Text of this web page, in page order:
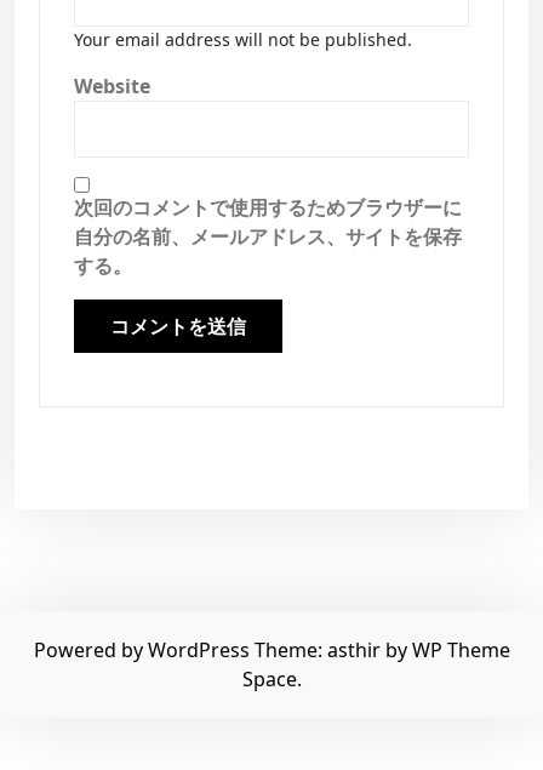
Your email address will not be published.
Website
次回のコメントで使用するためブラウザーに
自分の名前、メールアドレス、サイトを保存
する。
Powered by WordPress Theme: asthir byWP Theme
Space.